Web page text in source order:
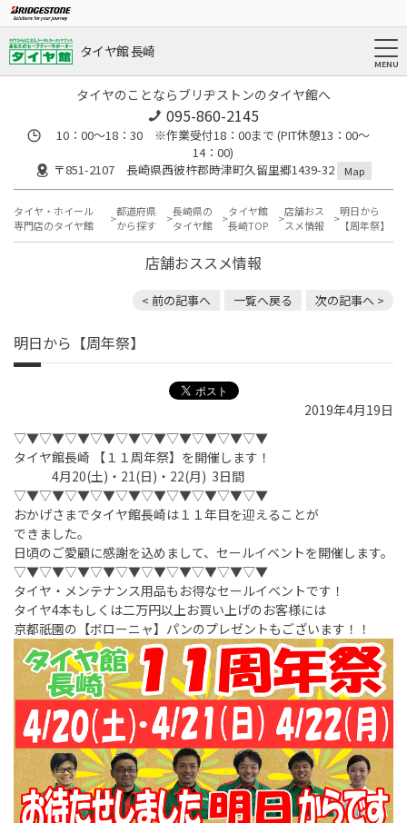
タイヤ館 長崎
タイヤのことならブリヂストンのタイヤ館へ
095-860-2145
10：00～18：30 ※作業受付18：00まで (PIT休憩13：00～
14：00)
〒851-2107 長崎県西彼杵郡時津町久留里郷1439-32
Map
タイヤ・ホイール
専門店のタイヤ館
都道府県
から探す
長崎県の
タイヤ館
タイヤ館
長崎TOP
店舗おス
スメ情報
明日から
【周年祭】
店舗おススメ情報
< 前の記事へ 一覧へ戻る 次の記事へ >
明日から【周年祭】
2019年4月19日
▽▼▽▼▽▼▽▼▽▼▽▼▽▼▽▼▽▼▽▼
タイヤ館長崎 【１１周年祭】を開催します！
4月20(土)・21(日)・22(月) 3日間
▽▼▽▼▽▼▽▼▽▼▽▼▽▼▽▼▽▼▽▼
おかげさまでタイヤ館長崎は１１年目を迎えることが
できました。
日頃のご愛顧に感謝を込めまして、セールイベントを開催します。
▽▼▽▼▽▼▽▼▽▼▽▼▽▼▽▼▽▼▽▼
タイヤ・メンテナンス用品もお得なセールイベントです！
タイヤ4本もしくは二万円以上お買い上げのお客様には
京都祇園の【ボローニャ】パンのプレゼントもございます！！